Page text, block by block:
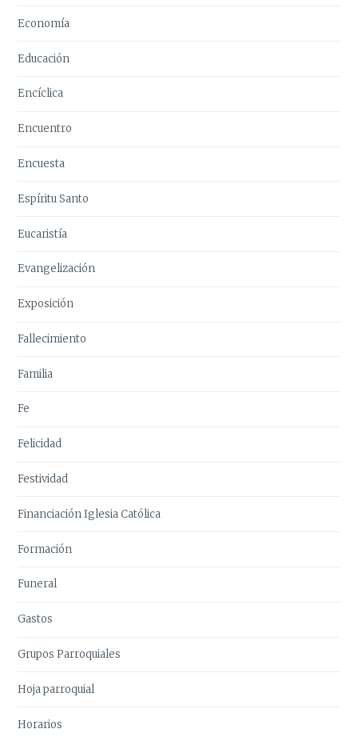
Economía
Educación
Encíclica
Encuentro
Encuesta
Espíritu Santo
Eucaristía
Evangelización
Exposición
Fallecimiento
Familia
Fe
Felicidad
Festividad
Financiación Iglesia Católica
Formación
Funeral
Gastos
Grupos Parroquiales
Hoja parroquial
Horarios